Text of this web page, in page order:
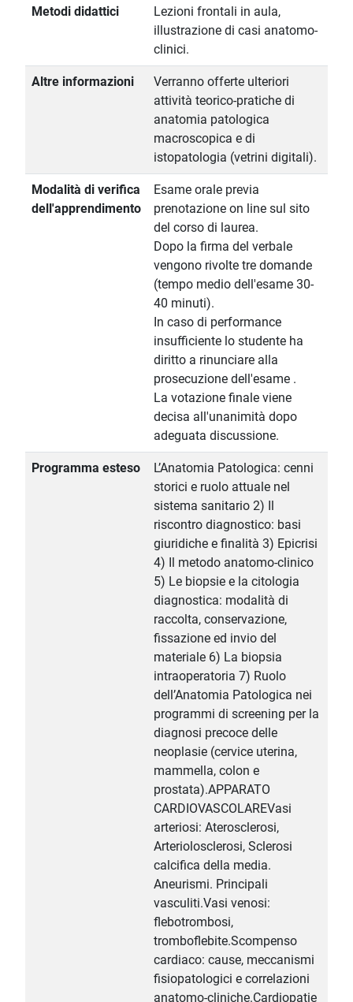
Metodi didattici
Lezioni frontali in aula,
illustrazione di casi anatomo-
clinici.
Altre informazioni
Verranno offerte ulteriori
attività teorico-pratiche di
anatomia patologica
macroscopica e di
istopatologia (vetrini digitali).
Modalità di verifica
dell'apprendimento
Esame orale previa
prenotazione on line sul sito
del corso di laurea.
Dopo la firma del verbale
vengono rivolte tre domande
(tempo medio dell'esame 30-
40 minuti).
In caso di performance
insufficiente lo studente ha
diritto a rinunciare alla
prosecuzione dell'esame .
La votazione finale viene
decisa all'unanimità dopo
adeguata discussione.
Programma esteso
L’Anatomia Patologica: cenni
storici e ruolo attuale nel
sistema sanitario 2) Il
riscontro diagnostico: basi
giuridiche e finalità 3) Epicrisi
4) Il metodo anatomo-clinico
5) Le biopsie e la citologia
diagnostica: modalità di
raccolta, conservazione,
fissazione ed invio del
materiale 6) La biopsia
intraoperatoria 7) Ruolo
dell’Anatomia Patologica nei
programmi di screening per la
diagnosi precoce delle
neoplasie (cervice uterina,
mammella, colon e
prostata).APPARATO
CARDIOVASCOLAREVasi
arteriosi: Aterosclerosi,
Arteriolosclerosi, Sclerosi
calcifica della media.
Aneurismi. Principali
vasculiti.Vasi venosi:
flebotrombosi,
tromboflebite.Scompenso
cardiaco: cause, meccanismi
fisiopatologici e correlazioni
anatomo-cliniche.Cardiopatie